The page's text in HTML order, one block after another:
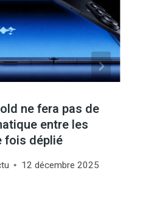
ne fera pas de
entre les
fois déplié
12 décembre 2025